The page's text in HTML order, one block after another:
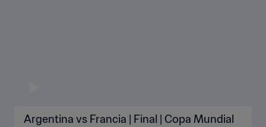
Argentina vs Francia | Final | Copa Mundial